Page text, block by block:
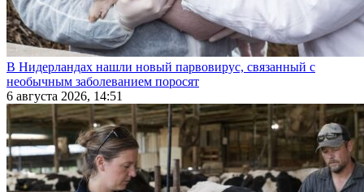
В Нидерландах нашли новый парвовирус, связанный с
необычным заболеванием поросят
6 августа 2026, 14:51